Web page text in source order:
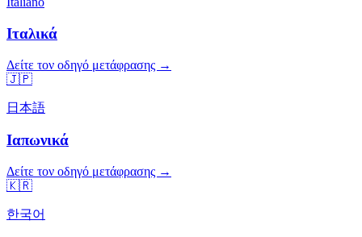
Ιταλικά
Δείτε τον οδηγό μετάφρασης →
🇯🇵
日本語
Ιαπωνικά
Δείτε τον οδηγό μετάφρασης →
🇰🇷
한국어